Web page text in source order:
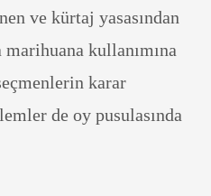
ve kürtaj yasasından
kullanımına
karar
de oy pusulasında